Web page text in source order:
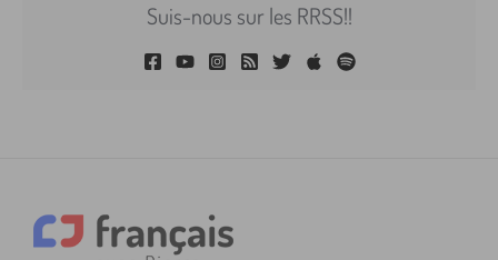
Suis-nous sur les RRSS!!